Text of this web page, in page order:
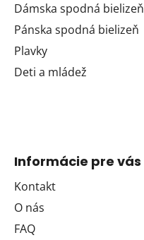
Dámska spodná bielizeň
Pánska spodná bielizeň
Plavky
Deti a mládež
Informácie pre vás
Kontakt
O nás
FAQ